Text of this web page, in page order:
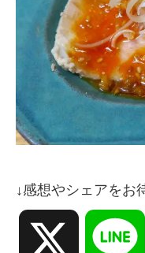
↓感想やシェアをお